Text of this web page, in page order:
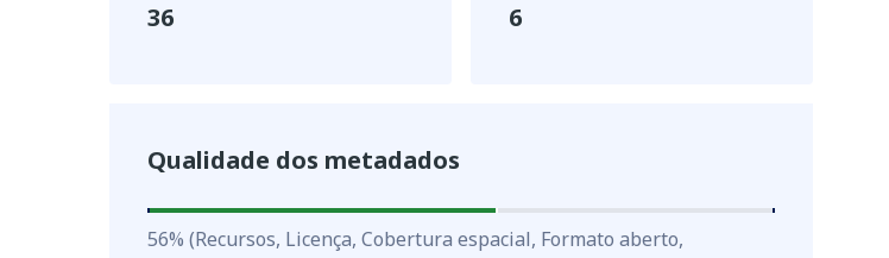
36 6
Qualidade dos metadados
56%
56% (Recursos, Licença, Cobertura espacial, Formato aberto,